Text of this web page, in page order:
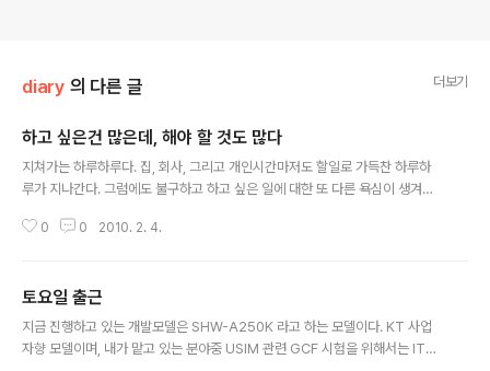
diary 의 다른 글 더보기
하고 싶은건 많은데, 해야 할 것도 많다
지쳐가는 하루하루다. 집, 회사, 그리고 개인시간마저도 할일로 가득찬 하루하
루가 지나간다. 그럼에도 불구하고 하고 싶은 일에 대한 또 다른 욕심이 생겨난
적이고 표준적이고 해야만 하는 일들을 먼저 하고 싶어지는 경우는 잘 없었다.
깝다라는 생각이 든다. 나도 학생때는 조그만 한가지를 알기 위해서 얼마나 많
은 노력을 했던가... 시간을 좀 투자해서 공유를 할 수 있다면 좋을텐데 라는 생
각 때문에 몸이 근질거린다. 하지만, 지금 벌려놓은 일이 너무나 많다. 그나마 밤
0 0 2010. 2. 4.
토요일 출근
지금 진행하고 있는 개발모델은 SHW-A250K 라고 하는 모델이다. KT 사업
자향 모델이며, 내가 맡고 있는 분야중 USIM 관련 GCF 시험을 위해서는 IT3